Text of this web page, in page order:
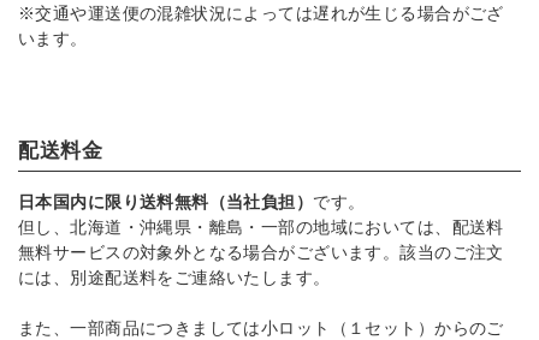
※交通や運送便の混雑状況によっては遅れが生じる場合がござ
います。
配送料金
日本国内に限り送料無料（当社負担） です。
但し、北海道・沖縄県・離島・一部の地域においては、配送料
無料サービスの対象外となる場合がございます。該当のご注文
には、別途配送料をご連絡いたします。
また、一部商品につきましては小ロット（１セット）からのご